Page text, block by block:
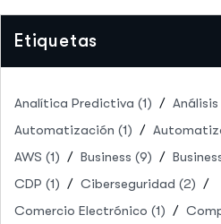
Etiquetas
Analítica Predictiva (1)
Automatización (1)
AWS (1) Business (9)
CDP (1) Ciberseguridad (2)
Comercio Electrónico (1)